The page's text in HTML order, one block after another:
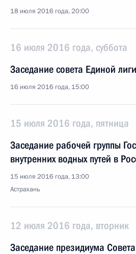
18 июля 2016 года, 20:00
16 июля 2016 года, суббота
Заседание совета Единой
16 июля 2016 года, 15:00
15 июля 2016 года, пятница
Заседание рабочей группы
внутренних водных путей в
15 июля 2016 года, 13:00
Астрахань
12 июля 2016 года, вторник
Заседание президиума Совета